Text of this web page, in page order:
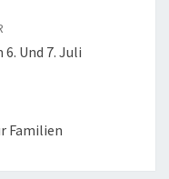
Und 7. Juli
Familien